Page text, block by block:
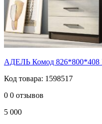
АДЕЛЬ Комод
Код товара: 1598517
0 0 отзывов
5 000